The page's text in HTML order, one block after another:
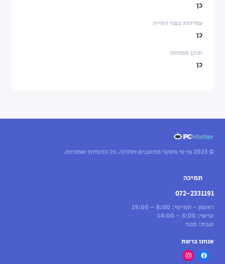
כן
עמידות בפני דהייה
כן
תוכן ממוחזר
כן
© 2025 פי סי מסטר מחשבים וסלולר. כל הזכויות שמורות.
תמיכה
072-2331191
ראשון - חמישי: 8:00 – 19:00
שישי: 8:00 – 14:00
שבת: סגור
אנחנו ברשת